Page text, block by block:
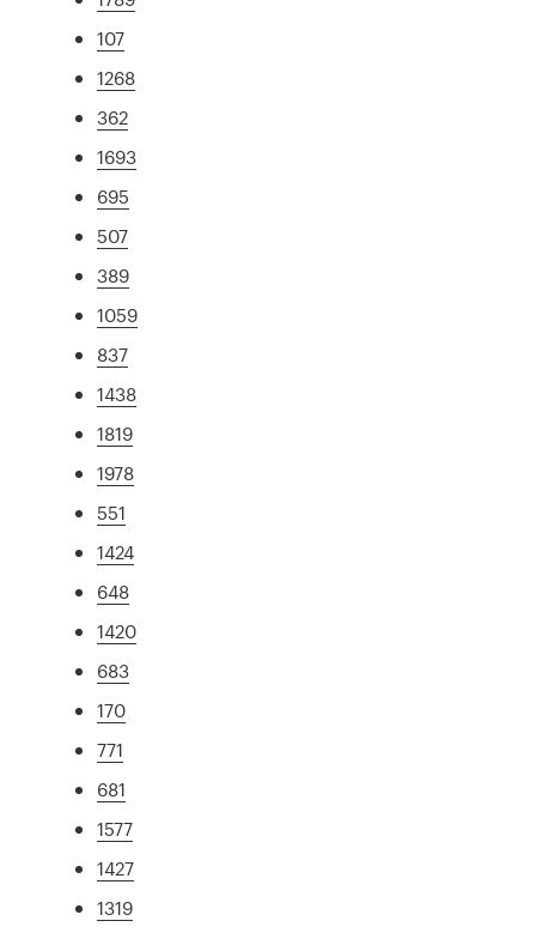
107
1268
362
1693
695
507
389
1059
837
1438
1819
1978
551
1424
648
1420
683
170
771
681
1577
1427
1319